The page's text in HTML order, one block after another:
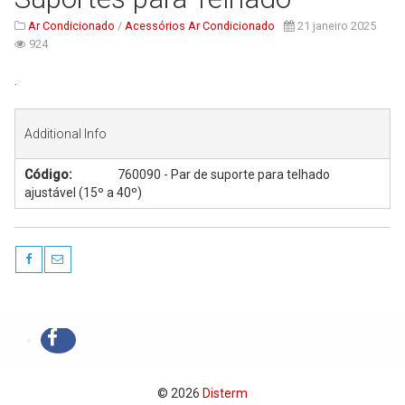
Serviços
Assistência Técnica
Gabinete de Engenharia
As Nossas Dicas
Novidades
Ar Condicionado / Acessórios Ar Condicionado
21 janeiro 2025
924
Additional Info
Código:
760090 - Par de suporte para telhado
ajustável (15º a 40º)
© 2026 Disterm